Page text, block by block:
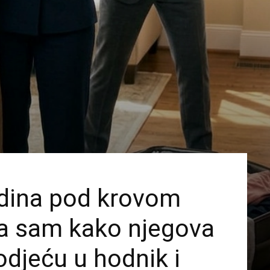
pod krovom
sam kako njegova
u hodnik i